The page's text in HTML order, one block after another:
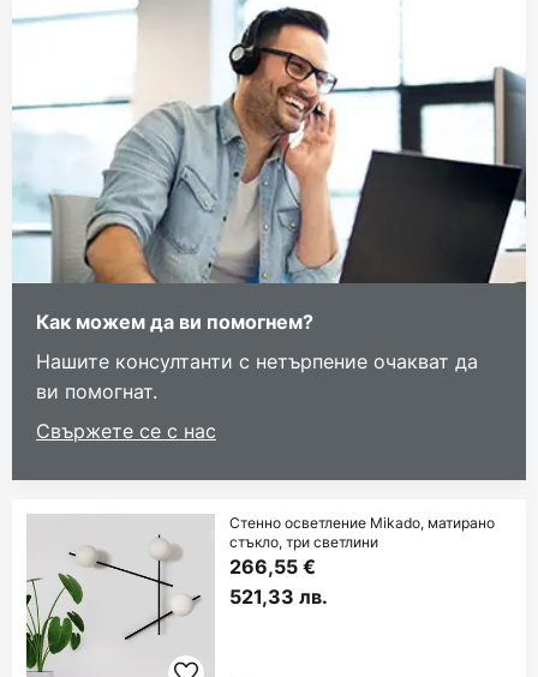
Как можем да ви помогнем?
Нашите консултанти с нетърпение очакват да
ви помогнат.
Свържете се с нас
Стенно осветление Mikado, матирано
стъкло, три светлини
266,55 €
521,33 лв.